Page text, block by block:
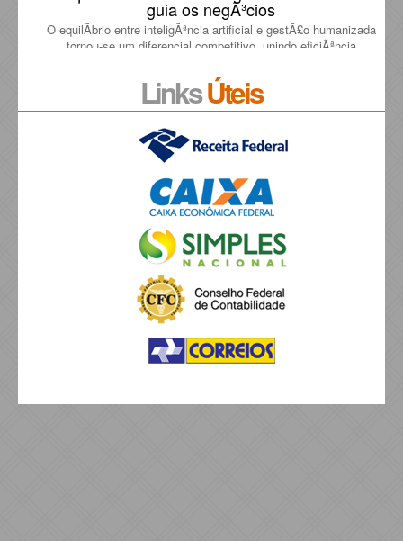
guia os negÃ³cios
O equilÃ­brio entre inteligÃªncia artificial e gestÃ£o humanizada
tornou-se um diferencial competitivo, unindo eficiÃªncia
sustentÃ¡vel [...]
07/08/2026 - 09:12:17
GestÃ£o de fornecedores, dependÃªncia
operacional e continuidade dos negÃ³cios
Identifique dependÃªncias e otimize sua cadeia de
suprimentos: proteÃ§Ã£o estratÃ©gica contra falhas [...]
07/08/2026 - 09:08:09
Copom reduz Selic para 14% ao ano; entenda
impactos para empresas
DecisÃ£o do Banco Central considera desaceleraÃ§Ã£o da
economia, inflaÃ§Ã£o acima da meta e cenÃ¡rio de incertezas
que influencia crÃ©dito e investimentos [...]
LinksÚteis